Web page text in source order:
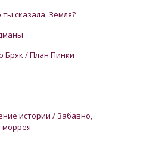
сказала, Земля?
Бряк / План Пинки
истории / Забавно,
моррея